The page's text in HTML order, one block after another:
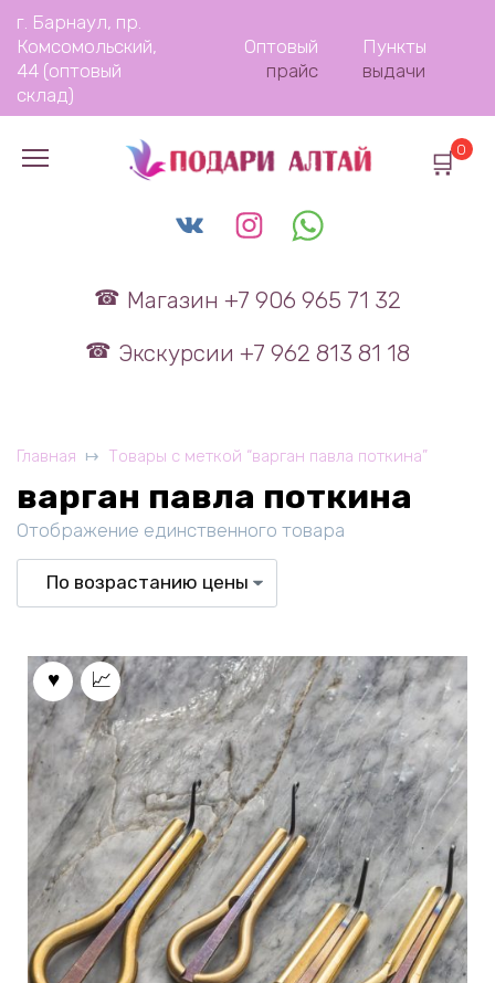
Перейти
содержанию
г. Барнаул, пр.
Комсомольский,
44 (оптовый
склад)
Оптовый
прайс
Пункты
выдачи
Магазин +7 906 965 71 32
Экскурсии +7 962 813 81 18
0
Главная Товары с меткой “варган павла поткина”
варган павла поткина
Отображение единственного товара